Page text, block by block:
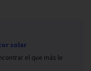
solar
el que más le